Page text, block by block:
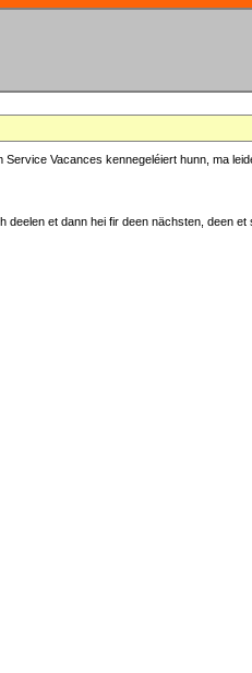
Vacances kennegeléiert hunn, ma
et dann hei fir deen nächsten, deen et